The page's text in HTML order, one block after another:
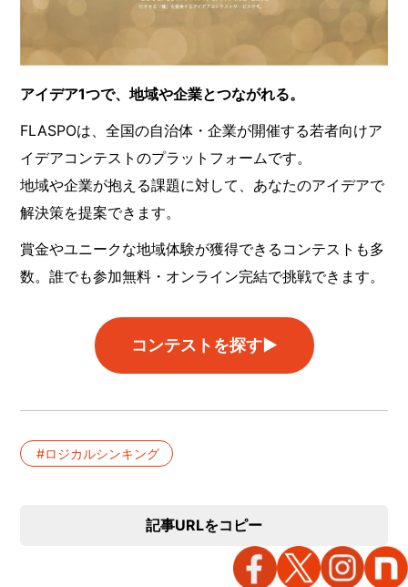
アイデア1つで、地域や企業とつながれる。
FLASPOは、全国の自治体・企業が開催する若者向けア
イデアコンテストのプラットフォームです。
地域や企業が抱える課題に対して、あなたのアイデアで
解決策を提案できます。
賞金やユニークな地域体験が獲得できるコンテストも多
数。誰でも参加無料・オンライン完結で挑戦できます。
コンテストを探す▶︎
ロジカルシンキング
記事URLをコピー